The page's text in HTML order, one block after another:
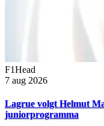
F1Head
7 aug 2026
Lagrue volgt Helmut
juniorprogramma